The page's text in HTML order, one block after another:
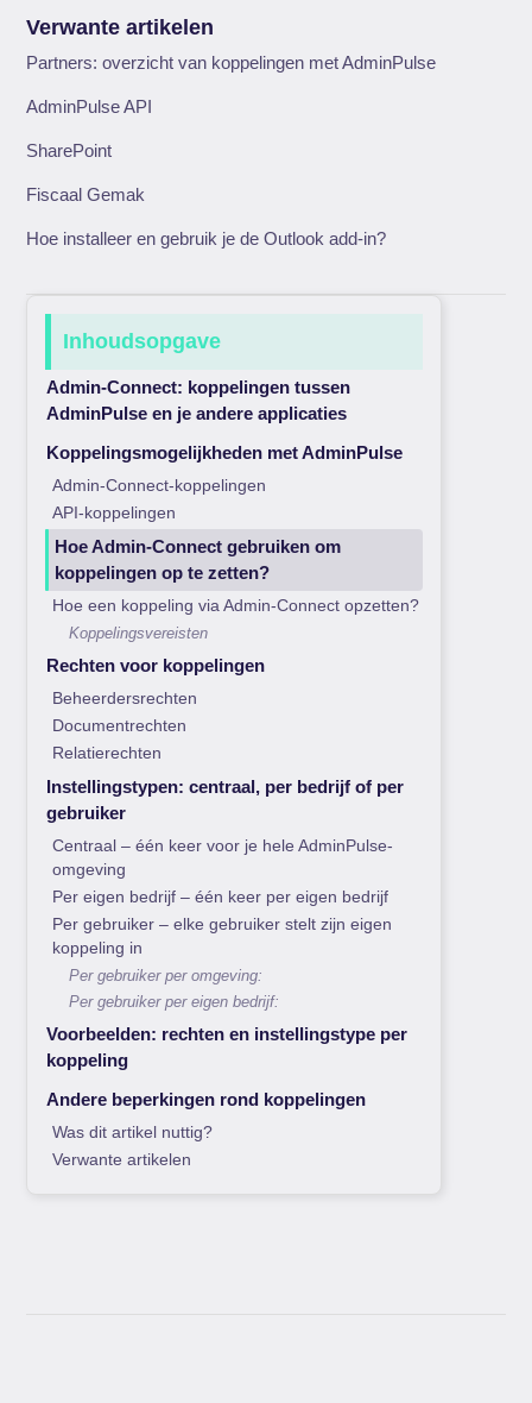
Verwante artikelen
Partners: overzicht van koppelingen met AdminPulse
AdminPulse API
SharePoint
Fiscaal Gemak
Hoe installeer en gebruik je de Outlook add-in?
Inhoudsopgave
Admin-Connect: koppelingen tussen
AdminPulse en je andere applicaties
Koppelingsmogelijkheden met AdminPulse
Admin-Connect-koppelingen
API-koppelingen
Hoe Admin-Connect gebruiken om
koppelingen op te zetten?
Hoe een koppeling via Admin-Connect opzetten?
Koppelingsvereisten
Rechten voor koppelingen
Beheerdersrechten
Documentrechten
Relatierechten
Instellingstypen: centraal, per bedrijf of per
gebruiker
Centraal – één keer voor je hele AdminPulse-
omgeving
Per eigen bedrijf – één keer per eigen bedrijf
Per gebruiker – elke gebruiker stelt zijn eigen
koppeling in
Per gebruiker per omgeving:
Per gebruiker per eigen bedrijf:
Voorbeelden: rechten en instellingstype per
koppeling
Andere beperkingen rond koppelingen
Was dit artikel nuttig?
Verwante artikelen